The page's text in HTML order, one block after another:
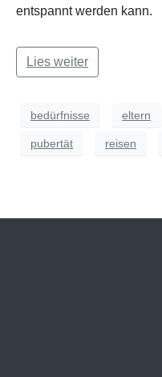
entspannt werden kann.
Lies weiter
bedürfnisse eltern
pubertät reisen